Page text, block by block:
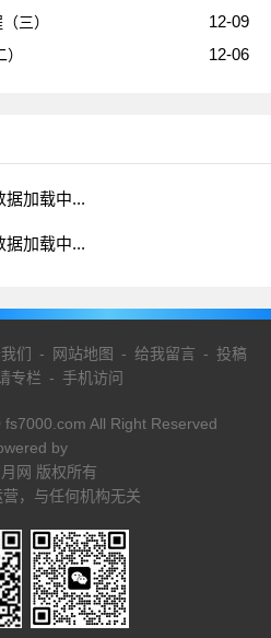
12-09
三）
12-06
据加载中...
据加载中...
们 - 网站地图 - 给我留言 - 投稿
专栏 - 手机访问
All Right Reserved
by
网 版权所有
，与任何机构无关